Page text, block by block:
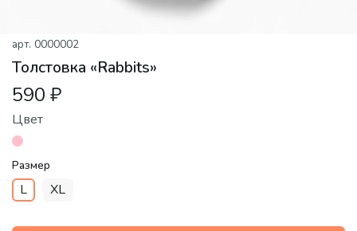
арт. 0000002
Толстовка «Rabbits»
590 ₽
Цвет
Размер
L XL